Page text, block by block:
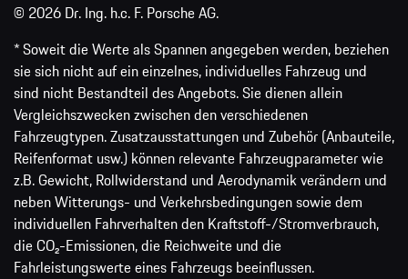
© 2026 Dr. Ing. h.c. F. Porsche AG.
* Soweit die Werte als Spannen angegeben werden, beziehen
sie sich nicht auf ein einzelnes, individuelles Fahrzeug und
sind nicht Bestandteil des Angebots. Sie dienen allein
Vergleichszwecken zwischen den verschiedenen
Fahrzeugtypen. Zusatzausstattungen und Zubehör (Anbauteile,
Reifenformat usw.) können relevante Fahrzeugparameter wie
z.B. Gewicht, Rollwiderstand und Aerodynamik verändern und
neben Witterungs- und Verkehrsbedingungen sowie dem
individuellen Fahrverhalten den Kraftstoff-/Stromverbrauch,
die CO₂-Emissionen, die Reichweite und die
Fahrleistungswerte eines Fahrzeugs beeinflussen.